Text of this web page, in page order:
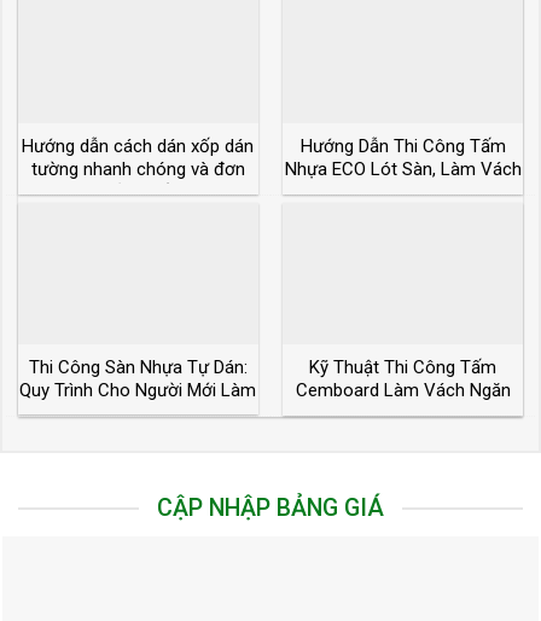
Hướng dẫn cách dán xốp dán
tường nhanh chóng và đơn
giản nhất
Hướng Dẫn Thi Công Tấm
Nhựa ECO Lót Sàn, Làm Vách
Ngăn
Thi Công Sàn Nhựa Tự Dán:
Quy Trình Cho Người Mới Làm
Kỹ Thuật Thi Công Tấm
Cemboard Làm Vách Ngăn
Trong Nhà
CẬP NHẬP BẢNG GIÁ